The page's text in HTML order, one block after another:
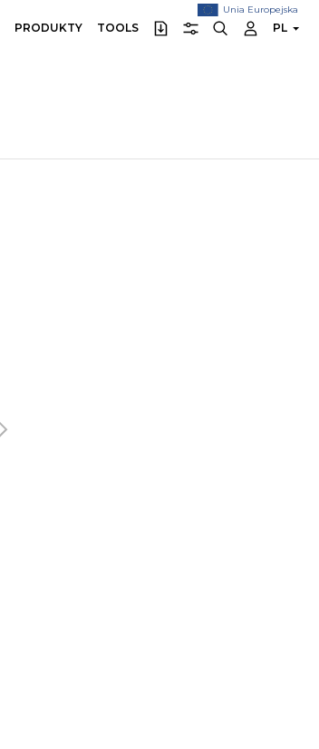
Unia Europejska
PRODUKTY TOOLS PL